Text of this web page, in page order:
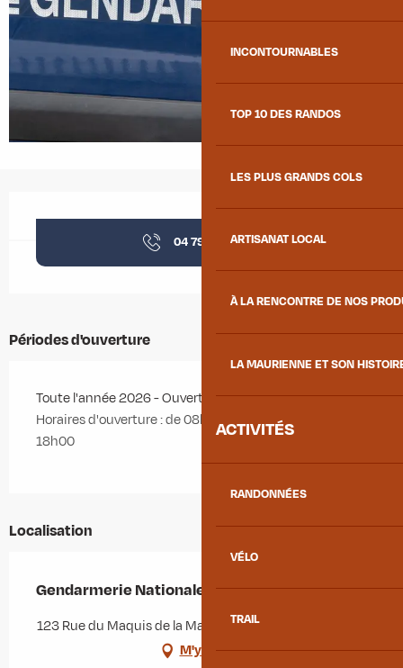
INCONTOURNABLES
TOP 10 DES RANDOS
LES PLUS GRANDS COLS
ARTISANAT LOCAL
À LA RENCONTRE DE NOS
LA MAURIENNE ET SON
ACTIVITÉS
RANDONNÉES
VÉLO
TRAIL
04 79 56 20▒▒
Périodes d'ouverture
Toute l'année 2026 - Ouvert le lundi, le jeudi, le samedi
Horaires d'ouverture : de 08h00 à 12h00 et de 14h00 à
18h00
Localisation
Gendarmerie Nationale
123 Rue du Maquis de la Madeleine, 73130 La Chambre
M'y rendre